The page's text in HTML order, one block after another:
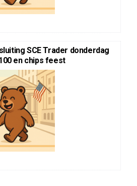
SCE Trader donderdag
en chips feest